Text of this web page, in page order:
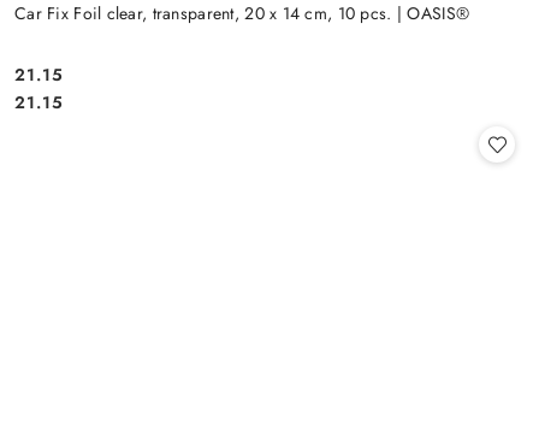
Car Fix Foil clear, transparent, 20 x 14 cm, 10 pcs. | OASIS®
Cena:
21.15
Cena:
21.15